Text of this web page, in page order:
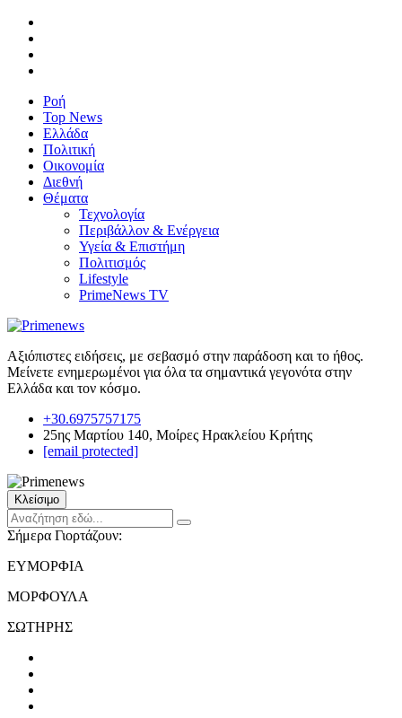
Ροή
Top News
Ελλάδα
Πολιτική
Οικονομία
Διεθνή
Θέματα
Τεχνολογία
Περιβάλλον & Ενέργεια
Υγεία & Επιστήμη
Πολιτισμός
Lifestyle
PrimeNews TV
Αξιόπιστες ειδήσεις, με σεβασμό στην παράδοση και το ήθος.
Μείνετε ενημερωμένοι για όλα τα σημαντικά γεγονότα στην
Ελλάδα και τον κόσμο.
+30.6975757175
25ης Μαρτίου 140, Μοίρες Ηρακλείου Κρήτης
[email protected]
Κλείσιμο
Σήμερα Γιορτάζουν:
ΕΥΜΟΡΦΙΑ
ΜΟΡΦΟΥΛΑ
ΣΩΤΗΡΗΣ